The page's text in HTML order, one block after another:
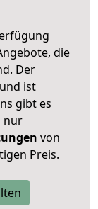
die
Der
ist
gibt es
nur
von
Preis.